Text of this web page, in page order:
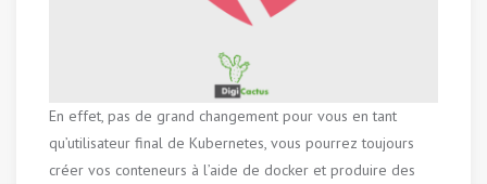
En effet, pas de grand changement pour vous en tant
qu’utilisateur final de Kubernetes, vous pourrez toujours
créer vos conteneurs à l’aide de docker et produire des